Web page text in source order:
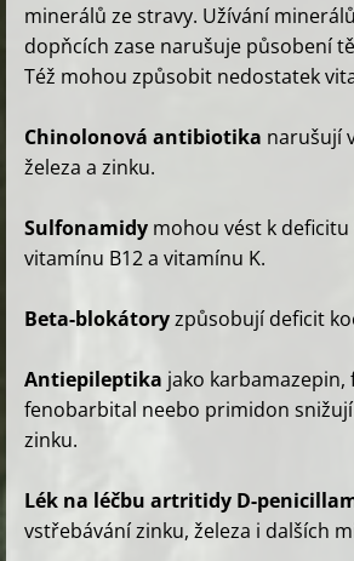
minerálů ze stravy. Užívání
dopňcích zase narušuje působení
Též mohou způsobit nedostatek
Chinolonová antibiotika narušují
železa a zinku.
Sulfonamidy mohou vést k deficitu
vitamínu B12 a vitamínu K.
Beta-blokátoryzpůsobují deficit
Antiepileptika jako karbamazepin,
fenobarbital neebo primidon
zinku.
Lék na léčbu artritidy D-
vstřebávání zinku, železa i dalších